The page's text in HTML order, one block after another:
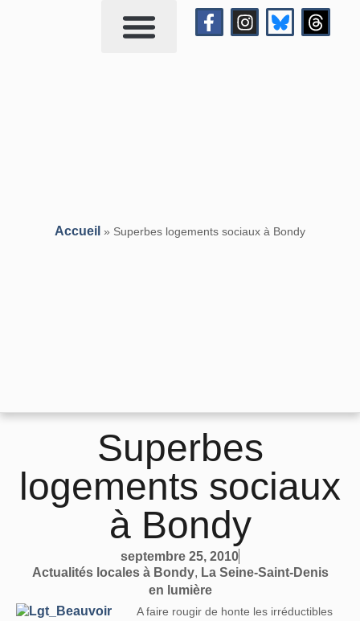
Accueil » Superbes logements sociaux à Bondy
Superbes
logements sociaux
à Bondy
septembre 25, 2010
Actualités locales à Bondy, La Seine-Saint-Denis
en lumière
A faire rougir de honte les irréductibles